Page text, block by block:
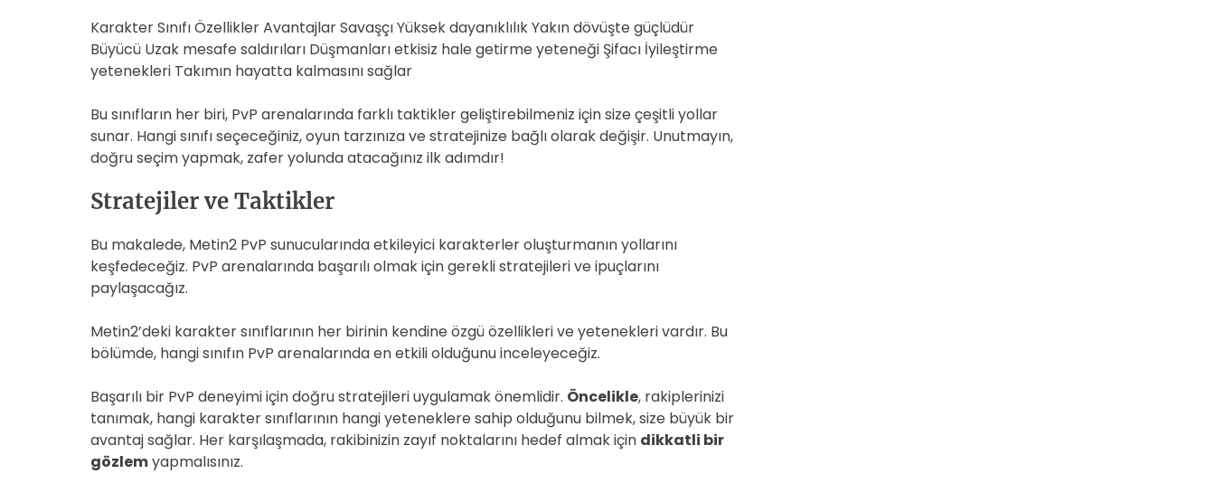
Karakter Sınıfı Özellikler Avantajlar Savaşçı Yüksek dayanıklılık Yakın dövüşte güçlüdür
Büyücü Uzak mesafe saldırıları Düşmanları etkisiz hale getirme yeteneği Şifacı İyileştirme
yetenekleri Takımın hayatta kalmasını sağlar
Bu sınıfların her biri, PvP arenalarında farklı taktikler geliştirebilmeniz için size çeşitli yollar
sunar. Hangi sınıfı seçeceğiniz, oyun tarzınıza ve stratejinize bağlı olarak değişir. Unutmayın,
doğru seçim yapmak, zafer yolunda atacağınız ilk adımdır!
Stratejiler ve Taktikler
Bu makalede, Metin2 PvP sunucularında etkileyici karakterler oluşturmanın yollarını
keşfedeceğiz. PvP arenalarında başarılı olmak için gerekli stratejileri ve ipuçlarını
paylaşacağız.
Metin2’deki karakter sınıflarının her birinin kendine özgü özellikleri ve yetenekleri vardır. Bu
bölümde, hangi sınıfın PvP arenalarında en etkili olduğunu inceleyeceğiz.
Başarılı bir PvP deneyimi için doğru stratejileri uygulamak önemlidir. Öncelikle, rakiplerinizi
tanımak, hangi karakter sınıflarının hangi yeteneklere sahip olduğunu bilmek, size büyük bir
avantaj sağlar. Her karşılaşmada, rakibinizin zayıf noktalarını hedef almak için dikkatli bir
gözlemyapmalısınız.